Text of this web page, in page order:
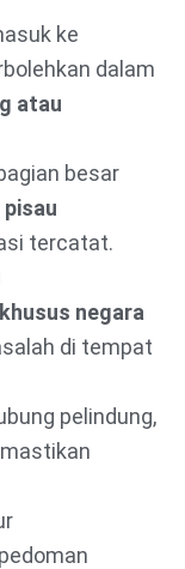
ke
dalam
atau
besar
pisau
tercatat.
negara
di tempat
pelindung,